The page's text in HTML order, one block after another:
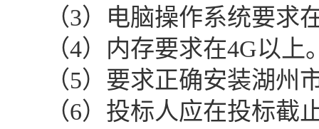
（3）电脑操作系统要求
（4）内存要求在4G以上
（5）要求正确安装湖州
（6）投标人应在投标截